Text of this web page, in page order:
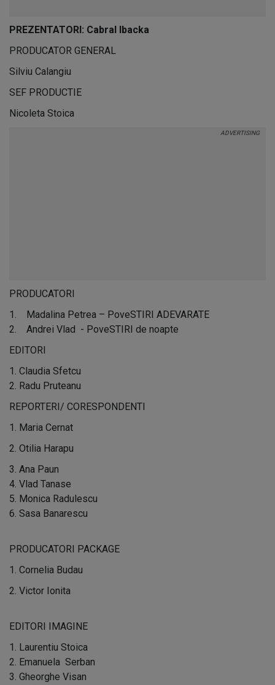
PREZENTATORI: Cabral Ibacka
PRODUCATOR GENERAL
Silviu Calangiu
SEF PRODUCTIE
Nicoleta Stoica
PRODUCATORI
1. Madalina Petrea – PoveSTIRI ADEVARATE
2. Andrei Vlad - PoveSTIRI de noapte
EDITORI
1. Claudia Sfetcu
2. Radu Pruteanu
REPORTERI/ CORESPONDENTI
1. Maria Cernat
2. Otilia Harapu
3. Ana Paun
4. Vlad Tanase
5. Monica Radulescu
6. Sasa Banarescu
PRODUCATORI PACKAGE
1. Cornelia Budau
2. Victor Ionita
EDITORI IMAGINE
1. Laurentiu Stoica
2. Emanuela Serban
3. Gheorghe Visan